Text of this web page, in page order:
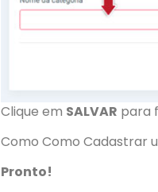
Clique em SALVAR para
Como Como Cadastrar
Pronto!